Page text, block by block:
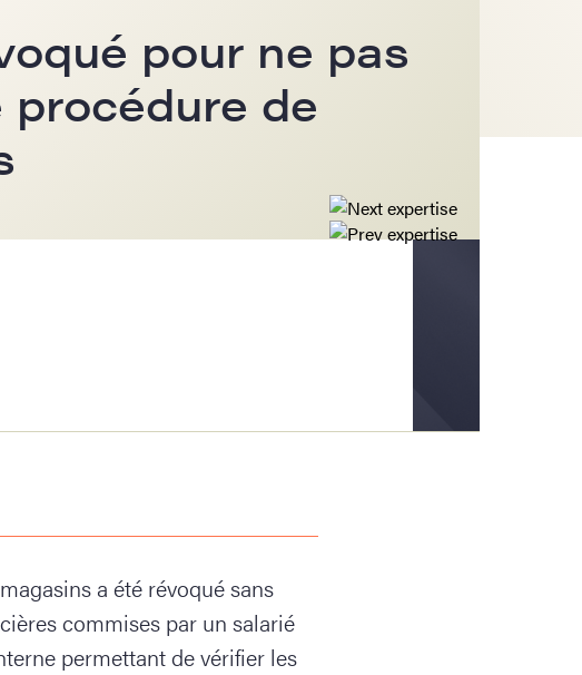
pour ne pas
de
a été révoqué sans
commises par un salarié
permettant de vérifier les